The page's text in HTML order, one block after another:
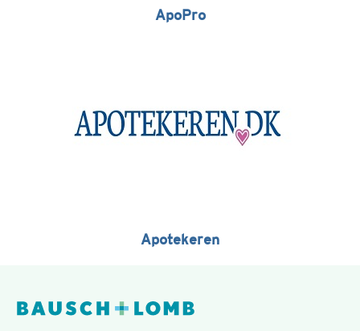
ApoPro
Apotekeren